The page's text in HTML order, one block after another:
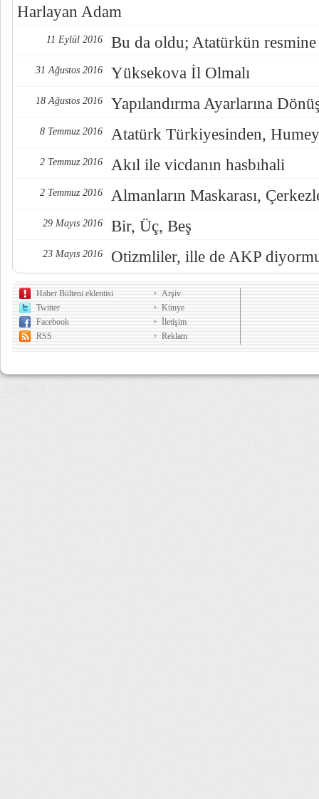
Harlayan Adam
11 Eylül 2016 Bu da oldu; Atatürkün resmine
31 Ağustos 2016 Yüksekova İl Olmalı
18 Ağustos 2016 Yapılandırma Ayarlarına
8 Temmuz 2016 Atatürk Türkiyesinden,
2 Temmuz 2016 Akıl ile vicdanın hasbıhali
2 Temmuz 2016 Almanların Maskarası,
29 Mayıs 2016 Bir, Üç, Beş
23 Mayıs 2016 Otizmliler, ille de AKP
Haber Bülteni eklentisi
Twitter
Facebook
RSS
Arşiv
Künye
İletişim
Reklam